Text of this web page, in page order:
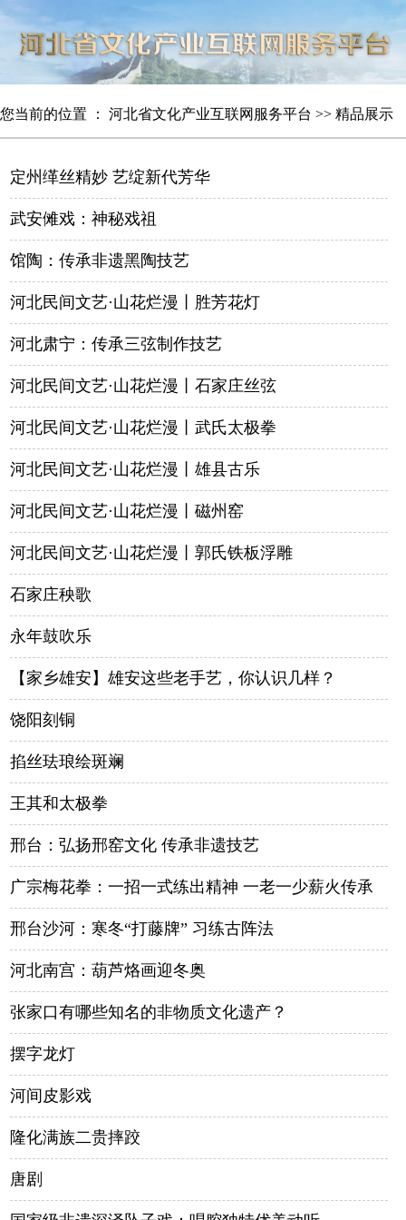
您当前的位置 ： 河北省文化产业互联网服务平台 >> 精品展示
定州缂丝精妙 艺绽新代芳华
武安傩戏：神秘戏祖
馆陶：传承非遗黑陶技艺
河北民间文艺·山花烂漫丨胜芳花灯
河北肃宁：传承三弦制作技艺
河北民间文艺·山花烂漫丨石家庄丝弦
河北民间文艺·山花烂漫丨武氏太极拳
河北民间文艺·山花烂漫丨雄县古乐
河北民间文艺·山花烂漫丨磁州窑
河北民间文艺·山花烂漫丨郭氏铁板浮雕
石家庄秧歌
永年鼓吹乐
【家乡雄安】雄安这些老手艺，你认识几样？
饶阳刻铜
掐丝珐琅绘斑斓
王其和太极拳
邢台：弘扬邢窑文化 传承非遗技艺
广宗梅花拳：一招一式练出精神 一老一少薪火传承
邢台沙河：寒冬“打藤牌” 习练古阵法
河北南宫：葫芦烙画迎冬奥
张家口有哪些知名的非物质文化遗产？
摆字龙灯
河间皮影戏
隆化满族二贵摔跤
唐剧